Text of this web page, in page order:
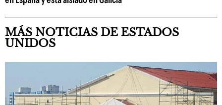
MÁS NOTICIAS DE ESTADOS
UNIDOS